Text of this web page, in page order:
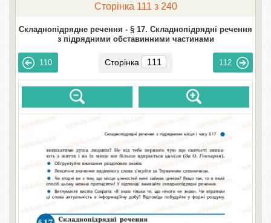
Сторінка 111 з 240
Складнопідрядне речення - § 17. Складнопідрядні речення
з підрядними обставинними частинами
110 Сторінка 112